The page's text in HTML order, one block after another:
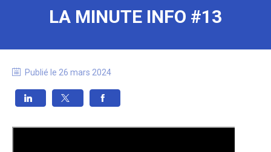
LA MINUTE INFO #13
Publié le 26 mars 2024